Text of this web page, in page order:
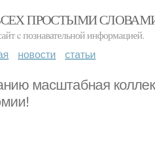
ПРОСТЫМИ
c познавательной информацией.
новости статьи
масштабная